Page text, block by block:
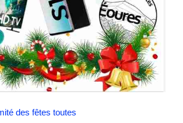
des fêtes toutes